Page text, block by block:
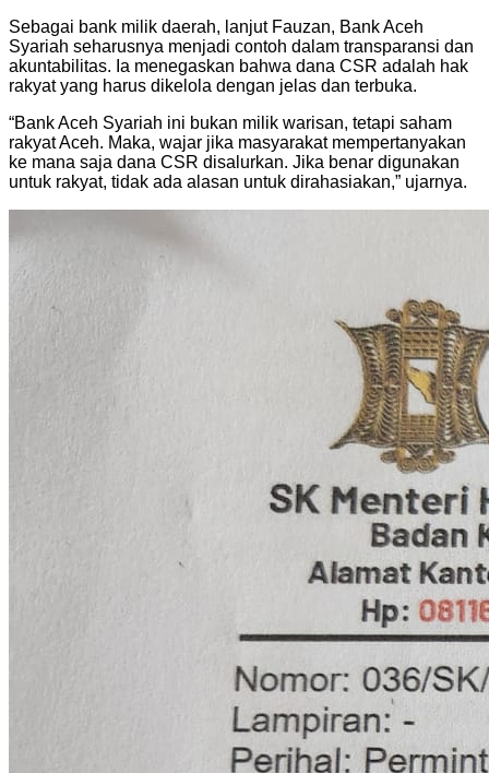
Sebagai bank milik daerah, lanjut Fauzan, Bank Aceh
Syariah seharusnya menjadi contoh dalam transparansi dan
akuntabilitas. Ia menegaskan bahwa dana CSR adalah hak
rakyat yang harus dikelola dengan jelas dan terbuka.
“Bank Aceh Syariah ini bukan milik warisan, tetapi saham
rakyat Aceh. Maka, wajar jika masyarakat mempertanyakan
ke mana saja dana CSR disalurkan. Jika benar digunakan
untuk rakyat, tidak ada alasan untuk dirahasiakan,” ujarnya.